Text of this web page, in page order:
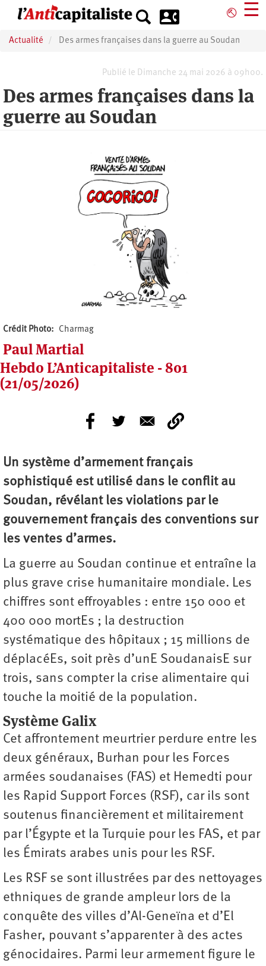
principal
⎋ ☰
Actualité Des armes françaises dans la guerre au Soudan
Publié le Dimanche 24 mai 2026 à 09h00.
Des armes françaises dans la
guerre au Soudan
Crédit Photo Charmag
Paul Martial
Hebdo L’Anticapitaliste - 801
(21/05/2026)
Un système d’armement français
sophistiqué est utilisé dans le conflit au
Soudan, révélant les violations par le
gouvernement français des conventions sur
les ventes d’armes.
La guerre au Soudan continue et entraîne la
plus grave crise humanitaire mondiale. Les
chiffres sont effroyables : entre 150 000 et
400 000 mortEs ; la destruction
systématique des hôpitaux ; 15 millions de
déplacéEs, soit près d’unE SoudanaisE sur
trois, sans compter la crise alimentaire qui
touche la moitié de la population.
Système Galix
Cet affrontement meurtrier perdure entre les
deux généraux, Burhan pour les Forces
armées soudanaises (FAS) et Hemedti pour
les Rapid Support Forces (RSF), car ils sont
soutenus financièrement et militairement
par l’Égypte et la Turquie pour les FAS, et par
les Émirats arabes unis pour les RSF.
Les RSF se sont illustrées par des nettoyages
ethniques de grande ampleur lors de la
conquête des villes d’Al-Geneïna et d’El
Fasher, pouvant s’apparenter à des actes
génocidaires. Parmi leur armement figure le